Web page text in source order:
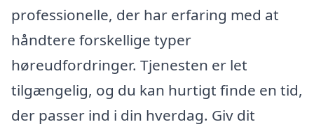
professionelle, der har erfaring med at
håndtere forskellige typer
høreudfordringer. Tjenesten er let
tilgængelig, og du kan hurtigt finde en tid,
der passer ind i din hverdag. Giv dit